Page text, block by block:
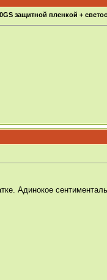
защитной пленкой +
Адинокое